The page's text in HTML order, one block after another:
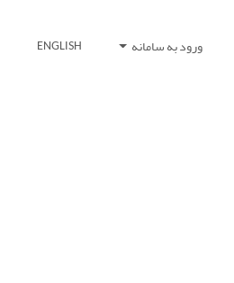
ورود به سامانه ENGLISH